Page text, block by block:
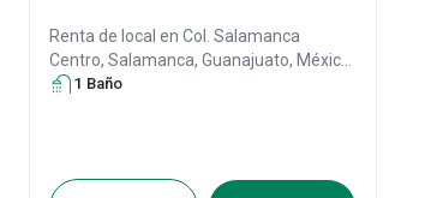
Renta de local enCol. Salamanca
Centro,Salamanca, Guanajuato, México
C.P. 36700
1 Baño